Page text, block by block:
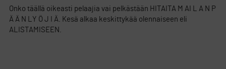
Onko täällä oikeasti pelaajia vai pelkästään HITAITA M AI L A N P
Ä Ä N LY Ö J I Ä. Kesä alkaa keskittykää olennaiseen eli
ALISTAMISEEN.